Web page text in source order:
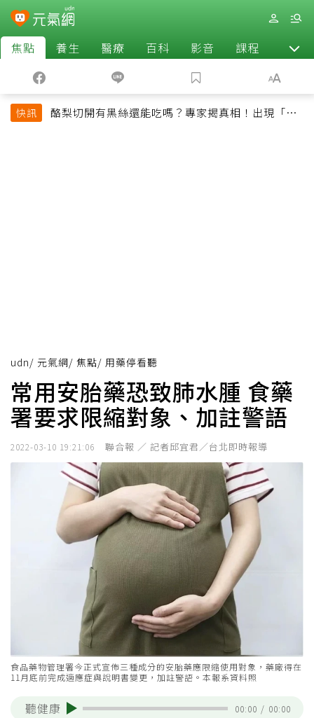
焦點 養生 醫療 百科 影音 課程 退休
快訊
酪梨切開有黑絲還能吃嗎？專家揭真相！出現「3情
udn/ 元氣網/ 焦點/ 用藥停看聽
常用安胎藥恐致肺水腫 食藥
署要求限縮對象、加註警語
2022-03-10 19:21:06 聯合報 ／ 記者邱宜君／台北即時報導
食品藥物管理署今正式宣佈三種成分的安胎藥應限縮使用對象，藥廠得在
11月底前完成適應症與說明書變更，加註警語。本報系資料照
聽健康 00:00 / 00:00